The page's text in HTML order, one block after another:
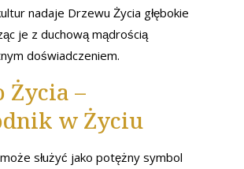
nadaje Drzewu Życia głębokie
je z duchową mądrością
doświadczeniem.
Życia –
w Życiu
służyć jako potężny symbol